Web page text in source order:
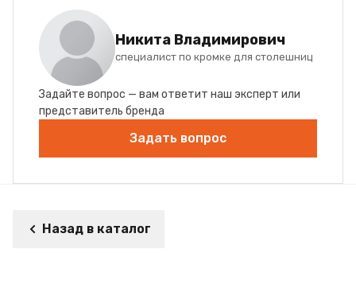
Никита Владимирович
специалист по кромке для столешниц
Задайте вопрос — вам ответит наш эксперт или
представитель бренда
Задать вопрос
Назад в каталог